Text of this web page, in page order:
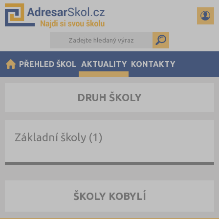
PŘEHLED ŠKOL AKTUALITY KONTAKTY
DRUH ŠKOLY
Základní školy (1)
ŠKOLY KOBYLÍ